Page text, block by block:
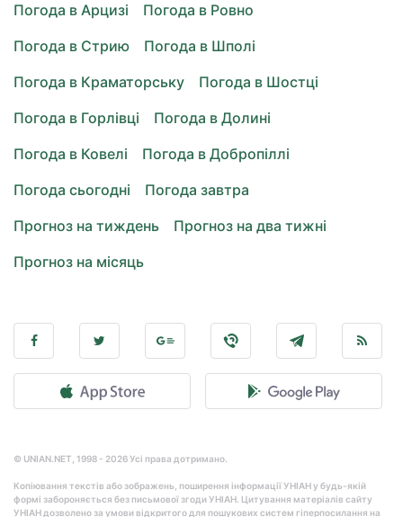
Погода в Арцизі
Погода в Ровно
Погода в Стрию
Погода в Шполі
Погода в Краматорську
Погода в Шостці
Погода в Горлівці
Погода в Долині
Погода в Ковелі
Погода в Добропіллі
Погода сьогодні
Погода завтра
Прогноз на тиждень
Прогноз на два тижні
Прогноз на місяць
© UNIAN.NET, 1998 - 2026 Усі права дотримано.
Копіювання текстів або зображень, поширення інформації УНІАН у будь-якій
формі забороняється без письмової згоди УНІАН. Цитування матеріалів сайту
УНІАН дозволено за умови відкритого для пошукових систем гіперпосилання на